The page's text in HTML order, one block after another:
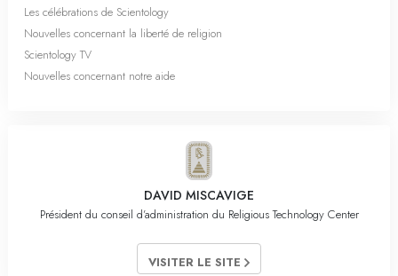
Les célébrations de Scientology
Nouvelles concernant la liberté de religion
Scientology TV
Nouvelles concernant notre aide
DAVID MISCAVIGE
Président du conseil d’administration du Religious Technology Center
VISITER LE SITE